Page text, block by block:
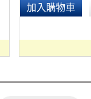
加入購物車